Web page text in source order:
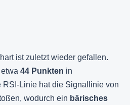
ist zuletzt wieder gefallen.
44 Punkten in
RSI-Linie hat die Signallinie von
wodurch ein bärisches